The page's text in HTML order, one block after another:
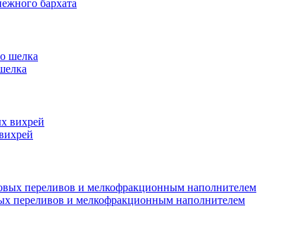
бархата
переливов и мелкофракционным наполнителем